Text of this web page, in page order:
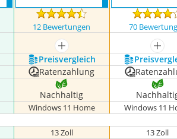
12 Bewertungen 70
mehr anzeigen mehr
Preis­vergleich
Ratenzahlung
Nachhaltig
Windows 11 Home Windows 11
‎13 Zoll 13 Zoll